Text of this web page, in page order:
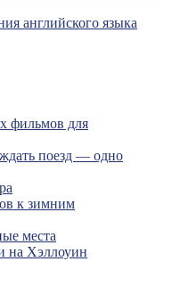
английского языка
фильмов для
поезд — одно
к зимним
места
на Хэллоуин